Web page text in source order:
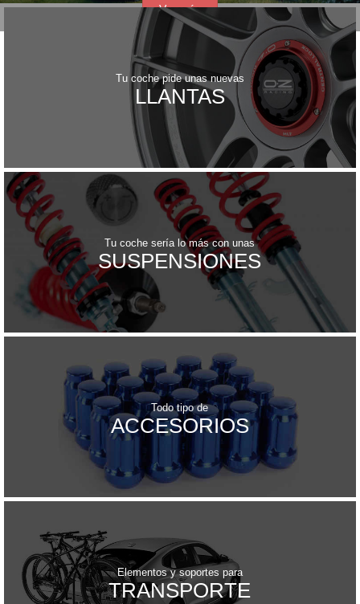
Ver más
Tu coche pide unas nuevas
LLANTAS
Tu coche sería lo más con unas
SUSPENSIONES
Todo tipo de
ACCESORIOS
Elementos y soportes para
TRANSPORTE